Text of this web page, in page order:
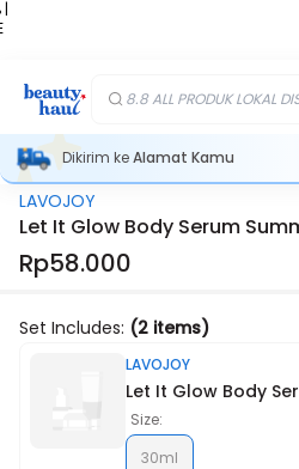
|
8.8 ALL PRODUK LOKAL
Dikirim keAlamat Kamu
Stok Habis
LAVOJOY
Let It Glow Body Serum
Rp58.000
Set Includes: (2 items)
LAVOJOY
Let It Glow Body
Size:
30ml